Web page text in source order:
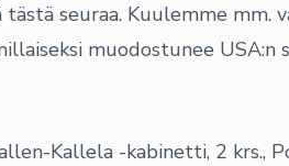
seuraa. Kuulemme mm.
muodostunee USA:n
Kallela -kabinetti, 2 krs.,